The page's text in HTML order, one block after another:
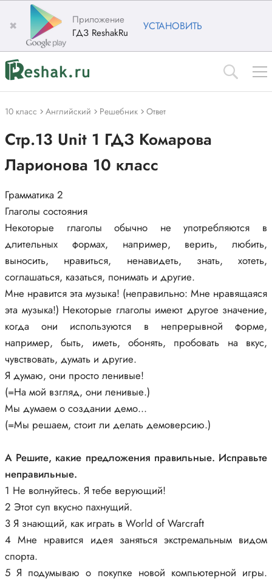
✖
Приложение
ГДЗ ReshakRu
УСТАНОВИТЬ
10 класс Английский Решебник Ответ
Стр.13 Unit 1 ГДЗ Комарова
Ларионова 10 класс
Грамматика 2
Глаголы состояния
Некоторые глаголы обычно не употребляются в
длительных формах, например, верить, любить,
выносить, нравиться, ненавидеть, знать, хотеть,
соглашаться, казаться, понимать и другие.
Мне нравится эта музыка! (неправильно: Мне нравящаяся
эта музыка!) Некоторые глаголы имеют другое значение,
когда они используются в непрерывной форме,
например, быть, иметь, обонять, пробовать на вкус,
чувствовать, думать и другие.
Я думаю, они просто ленивые!
(=На мой взгляд, они ленивые.)
Мы думаем о создании демо...
(=Мы решаем, стоит ли делать демоверсию.)
A Решите, какие предложения правильные. Исправьте
неправильные.
1 Не волнуйтесь. Я тебе верующий!
2 Этот суп вкусно пахнущий.
3 Я знающий, как играть в World of Warcraft
4 Мне нравится идея заняться экстремальным видом
спорта.
5 Я подумываю о покупке новой компьютерной игры.